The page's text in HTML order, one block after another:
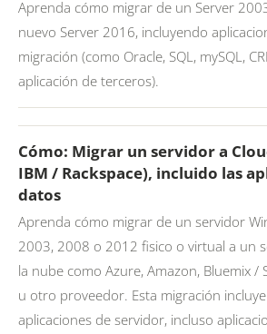
Aprenda cómo migrar de un Server
nuevo Server 2016, incluyendo
migración (como Oracle, SQL, mySQL,
aplicación de terceros).
Cómo: Migrar un servidor a
IBM / Rackspace), incluido las
datos
Aprenda cómo migrar de un servidor
2003, 2008 o 2012 fisico o virtual a un
la nube como Azure, Amazon, Bluemix /
u otro proveedor. Esta migración
aplicaciones de servidor, incluso